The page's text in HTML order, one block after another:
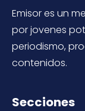
Emisor es un
por jovenes
periodismo,
contenidos.
Secciones